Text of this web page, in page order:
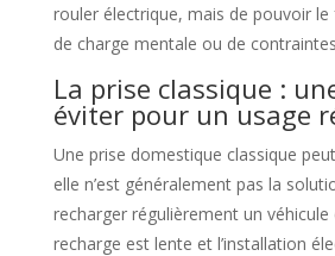
rouler électrique, mais de pouvoir
de charge mentale ou de
La prise classique :
éviter pour un usage
Une prise domestique classique
elle n’est généralement pas la
recharger régulièrement un véhicule
recharge est lente et l’installation